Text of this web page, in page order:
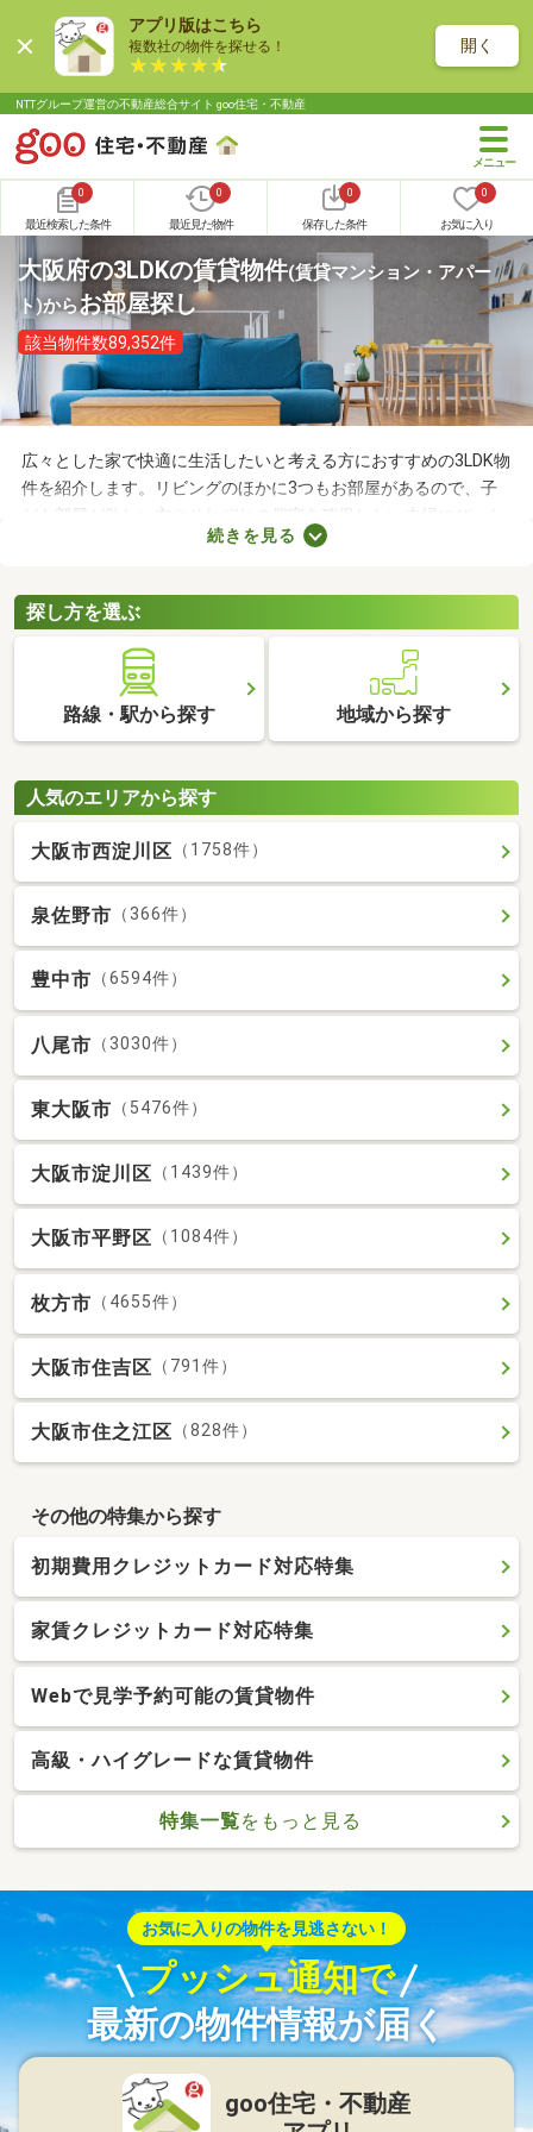
アプリ版はこちら
複数社の物件を探せる！ 開く
NTTグループ運営の不動産総合サイト goo住宅・不動産
0
最近検索した条件
0
最近見た物件
0
保存した条件
0
お気に入り
大阪府の3LDKの賃貸物件(賃貸マンション・アパー
ト)からお部屋探し
該当物件数89,352件
広々とした家で快適に生活したいと考える方におすすめの3LDK物
件を紹介します。リビングのほかに3つもお部屋があるので、子
ども部屋が欲しい方やそれぞれの個室を確保したい夫婦にぴった
り。物件のなかには新しい設備を用意しているところもあるの
くださいね。
続きを見る
探し方を選ぶ
路線・駅から探す 地域から探す
人気のエリアから探す
大阪市西淀川区 （1758件）
泉佐野市 （366件）
豊中市 （6594件）
八尾市 （3030件）
東大阪市 （5476件）
大阪市淀川区 （1439件）
大阪市平野区 （1084件）
枚方市 （4655件）
大阪市住吉区 （791件）
大阪市住之江区 （828件）
その他の特集から探す
初期費用クレジットカード対応特集
家賃クレジットカード対応特集
Webで見学予約可能の賃貸物件
高級・ハイグレードな賃貸物件
特集一覧をもっと見る
お気に入りの物件を見逃さない！
プッシュ通知で
最新の物件情報が届く
goo住宅・不動産